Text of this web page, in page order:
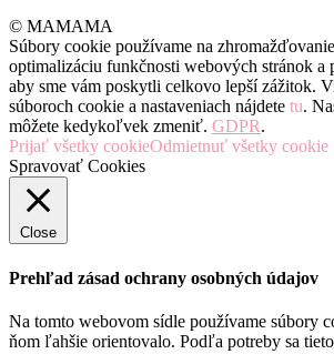
© MAMAMA
Súbory cookie používame na
optimalizáciu funkčnosti webových stránok a
aby sme vám poskytli celkovo lepší zážitok.
súboroch cookie a nastaveniach nájdete tu.
môžete kedykoľvek zmeniť. GDPR.
Prijať všetky cookieOdmietnuť všetky cookie
Spravovať Cookies
Close
Prehľad zásad ochrany osobných údajov
Na tomto webovom sídle používame súbory
ňom ľahšie orientovalo. Podľa potreby sa